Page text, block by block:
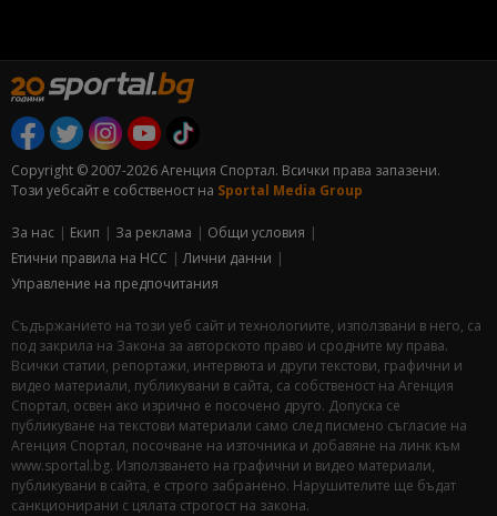
Copyright © 2007-2026 Агенция Спортал. Всички права запазени.
Този уебсайт е собственост на Sportal Media Group
За нас Екип За рекламa
Общи условия
Етични правила на НСС
Лични данни
Управление на предпочитания
Съдържанието на този уеб сайт и технологиите, използвани в него, са
под закрила на Закона за авторското право и сродните му права.
Всички статии, репортажи, интервюта и други текстови, графични и
видео материали, публикувани в сайта, са собственост на Агенция
Спортал, освен ако изрично е посочено друго. Допуска се
публикуване на текстови материали само след писмено съгласие на
Агенция Спортал, посочване на източника и добавяне на линк към
www.sportal.bg. Използването на графични и видео материали,
публикувани в сайта, е строго забранено. Нарушителите ще бъдат
санкционирани с цялата строгост на закона.